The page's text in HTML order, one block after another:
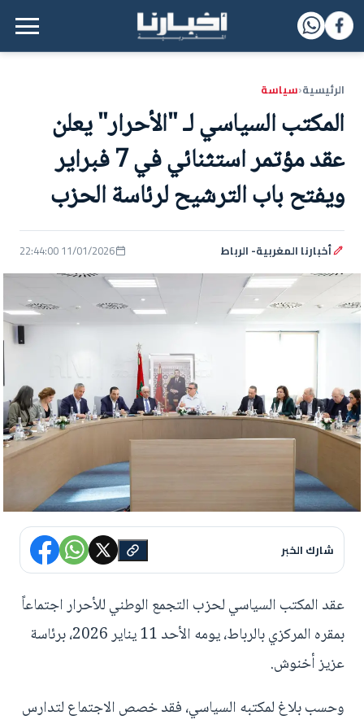
القائمة الرئيسية
الرئيسية‹سياسة
المكتب السياسي لـ "الأحرار" يعلن
عقد مؤتمر استثنائي في 7 فبراير
ويفتح باب الترشيح لرئاسة الحزب
أخبارنا المغربية- الرباط 11/01/2026 22:44:00
شارك الخبر
عقد المكتب السياسي لحزب التجمع الوطني للأحرار اجتماعاً
بمقره المركزي بالرباط، يومه الأحد 11 يناير 2026، برئاسة
عزيز أخنوش.
وحسب بلاغ لمكتبه السياسي، فقد خصص الاجتماع لتدارس